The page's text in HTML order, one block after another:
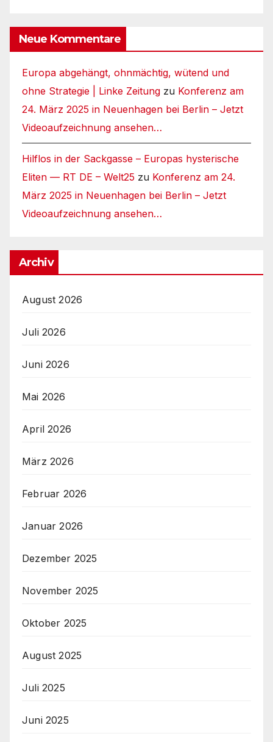
Neue Kommentare
Europa abgehängt, ohnmächtig, wütend und
ohne Strategie | Linke Zeitung zu Konferenz am
24. März 2025 in Neuenhagen bei Berlin – Jetzt
Videoaufzeichnung ansehen…
Hilflos in der Sackgasse – Europas hysterische
Eliten — RT DE – Welt25 zu Konferenz am 24.
März 2025 in Neuenhagen bei Berlin – Jetzt
Videoaufzeichnung ansehen…
Archiv
August 2026
Juli 2026
Juni 2026
Mai 2026
April 2026
März 2026
Februar 2026
Januar 2026
Dezember 2025
November 2025
Oktober 2025
August 2025
Juli 2025
Juni 2025